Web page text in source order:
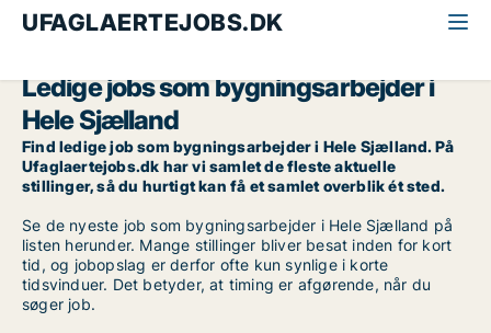
UFAGLAERTEJOBS.DK
Ledige jobs som bygningsarbejder i
Hele Sjælland
Find ledige job som bygningsarbejder i Hele Sjælland. På
Ufaglaertejobs.dk har vi samlet de fleste aktuelle
stillinger, så du hurtigt kan få et samlet overblik ét sted.
Se de nyeste job som bygningsarbejder i Hele Sjælland på
listen herunder. Mange stillinger bliver besat inden for kort
tid, og jobopslag er derfor ofte kun synlige i korte
tidsvinduer. Det betyder, at timing er afgørende, når du
søger job.